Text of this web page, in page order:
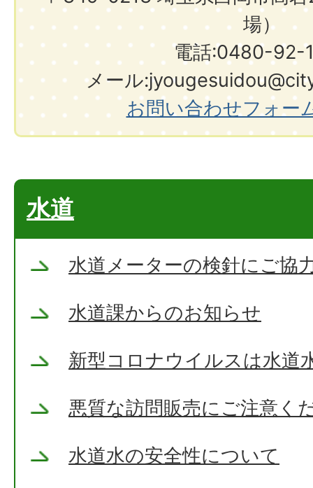
場）
電話:0480-92-
メール
お問い合わせフォー
水道
水道メーターの検針にご協
水道課からのお知らせ
新型コロナウイルスは水道
悪質な訪問販売にご注意く
水道水の安全性について